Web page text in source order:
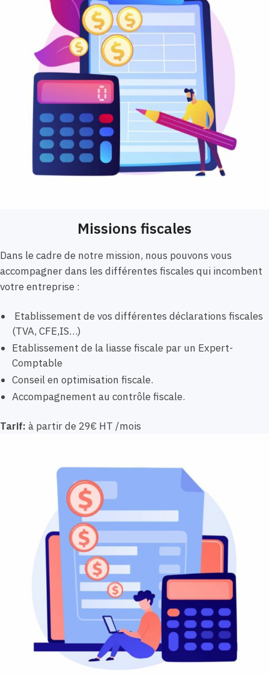
Missions fiscales
Dans le cadre de notre mission, nous pouvons vous
accompagner dans les différentes fiscales qui incombent
votre entreprise :
Etablissement de vos différentes déclarations fiscales
(TVA, CFE,IS…)
Etablissement de la liasse fiscale par un Expert-
Comptable
Conseil en optimisation fiscale.
Accompagnement au contrôle fiscale.
Tarif: à partir de 29€ HT /mois